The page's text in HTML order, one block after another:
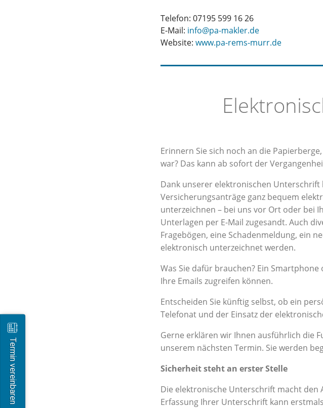
Telefon: 07195 599 16 26
E-Mail: info@pa-makler.de
Website: www.pa-rems-murr.de
Erinnern Sie sich noch an die
war? Das kann ab sofort der
Dank unserer elektronischen Unterschrift
Versicherungsanträge ganz bequem
unterzeichnen – bei uns vor Ort oder bei
Unterlagen per E-Mail zugesandt. Auch
Fragebögen, eine Schadenmeldung, ein
elektronisch unterzeichnet werden.
Was Sie dafür brauchen? Ein
Ihre Emails zugreifen können.
Entscheiden Sie künftig selbst, ob ein
Telefonat und der Einsatz der
Gerne erklären wir Ihnen ausführlich die
unserem nächsten Termin. Sie werden
Sicherheit steht an erster Stelle
Die elektronische Unterschrift macht den
Erfassung Ihrer Unterschrift kann
Termin vereinbaren